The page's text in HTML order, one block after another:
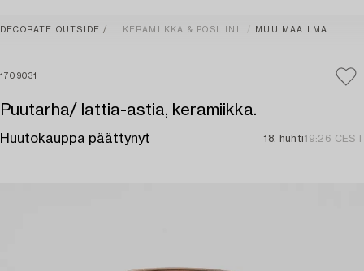
DECORATE OUTSIDE KERAMIIKKA & POSLIINI MUU MAAILMA
1709031
Puutarha/ lattia-astia, keramiikka.
Huutokauppa päättynyt 18. huhti19:26 CEST